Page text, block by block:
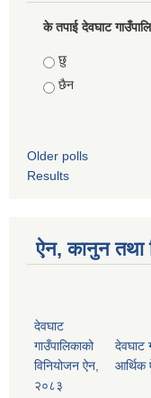
के तपाई देवघाट
Choices
छु
छैन
Older polls
Results
ऐन, कानुन तथा
देवघाट
गाउँपालिकाको
विनियोजन ऐन,
२०८३
देवघाट
आर्थिक